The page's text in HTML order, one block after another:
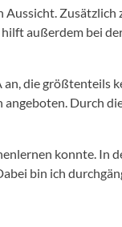
Aussicht. Zusätzlich
außerdem bei
die größtenteils
Durch
konnte. In
bin ich